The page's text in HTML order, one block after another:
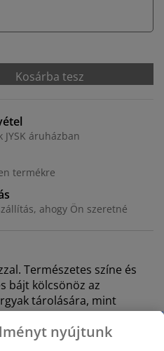
Kosárba tesz
áruházban
termékre
ahogy Ön szeretné
Természetes színe és
bájt kölcsönöz az
tárolására, mint
SZ25 x H30 x